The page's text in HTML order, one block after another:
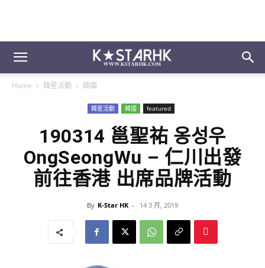
Home 韓星活動 韓國
韓星活動 韓國 featured
190314 邕聖祐 옹성우
OngSeongWu – 仁川出發
前往香港 出席品牌活動
By K-Star HK - 14 3 月, 2019